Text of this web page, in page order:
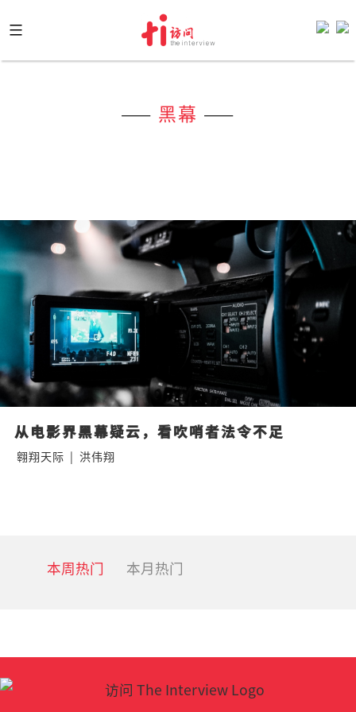
to
content
—— 黑幕 ——
从电影界黑幕疑云，看吹哨者法令不足
翱翔天际 | 洪伟翔
本周热门 本月热门